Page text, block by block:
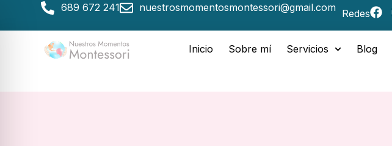
689 672 241 nuestrosmomentosmontessori@gmail.com Redes
Inicio Sobre mí Servicios Blog